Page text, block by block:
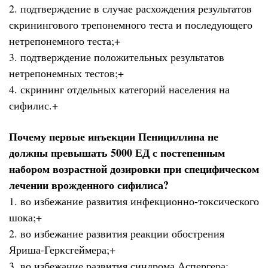
2. подтверждение в случае расхождения результатов
скринингового трепонемного теста и последующего
нетрепонемного теста;+
3. подтверждение положительных результатов
нетрепонемных тестов;+
4. скрининг отдельных категорий населения на
сифилис.+
Почему первые инъекции Пенициллина не
должны превышать 5000 ЕД с постепенным
набором возрастной дозировки при специфическом
лечении врожденного сифилиса?
1. во избежание развития инфекционно-токсического
шока;+
2. во избежание развития реакции обострения
Яриша-Герксгеймера;+